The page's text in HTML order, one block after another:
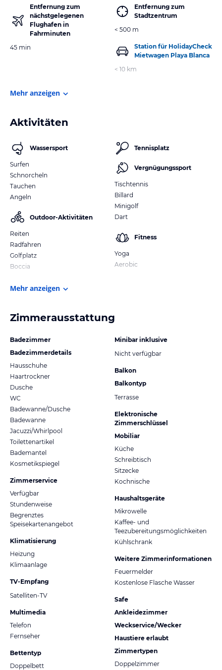
Entfernung zum
nächstgelegenen
Flughafen in
Fahrminuten
45 min
Entfernung zum
Stadtzentrum
< 500 m
Station für HolidayCheck
Mietwagen Playa Blanca
< 10 km
Mehr anzeigen
Aktivitäten
Wassersport
Surfen
Schnorcheln
Tauchen
Angeln
Outdoor-Aktivitäten
Reiten
Radfahren
Golfplatz
Boccia
Tennisplatz
Vergnügungssport
Tischtennis
Billard
Minigolf
Dart
Fitness
Yoga
Aerobic
Mehr anzeigen
Zimmerausstattung
Badezimmer
Badezimmerdetails
Hausschuhe
Haartrockner
Dusche
WC
Badewanne/Dusche
Badewanne
Jacuzzi/Whirlpool
Toilettenartikel
Bademantel
Kosmetikspiegel
Zimmerservice
Verfügbar
Stundenweise
Begrenztes
Speisekartenangebot
Klimatisierung
Heizung
Klimaanlage
TV-Empfang
Satelliten-TV
Multimedia
Telefon
Fernseher
Bettentyp
Doppelbett
Minibar inklusive
Nicht verfügbar
Balkon
Balkontyp
Terrasse
Elektronische
Zimmerschlüssel
Mobiliar
Küche
Schreibtisch
Sitzecke
Kochnische
Haushaltsgeräte
Mikrowelle
Kaffee- und
Teezubereitungsmöglichkeiten
Kühlschrank
Weitere Zimmerinformationen
Feuermelder
Kostenlose Flasche Wasser
Safe
Ankleidezimmer
Weckservice/Wecker
Haustiere erlaubt
Zimmertypen
Doppelzimmer